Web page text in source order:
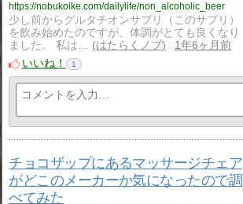
https://nobukoike.com/dailylife/non_alcoholic_beer
少し前からグルタチオンサプリ（このサプリ）
を飲み始めたのですが、体調がとても良くなり
ました。 私は…
はたらくノブ
1年6ヶ月前
いいね！
1
チョコザップにあるマッサージチェア
がどこのメーカーか気になったので調
べてみた